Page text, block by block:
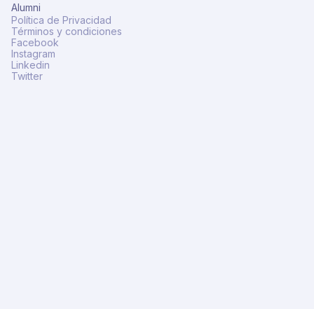
Alumni
Política de Privacidad
Términos y condiciones
Facebook
Instagram
Linkedin
Twitter